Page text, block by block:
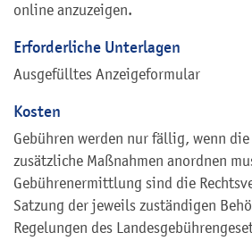
online anzuzeigen.
Erforderliche Unterlagen
Ausgefülltes Anzeigeformular
Kosten
Gebühren werden nur fällig, wenn
zusätzliche Maßnahmen anordnen
Gebührenermittlung sind die
Satzung der jeweils zuständigen
Regelungen des